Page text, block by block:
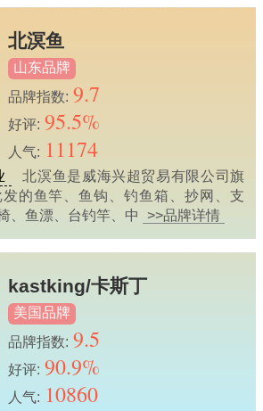
北溟鱼
山东品牌
品牌指数: 9.7
好评: 95.5%
人气: 11174
北溟鱼是威海兴超贸易有限公司旗
的鱼竿、鱼钩、钓鱼箱、抄网、支
、鱼漂、台钓竿、中
>>品牌详情
kastking/卡斯丁
美国品牌
品牌指数: 9.5
好评: 90.9%
人气: 10860